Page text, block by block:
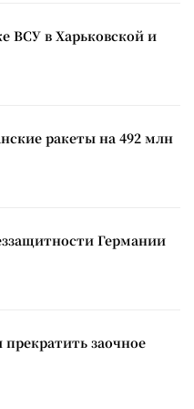
ВСУ в Харьковской и
ракеты на 492 млн
Германии
заочное